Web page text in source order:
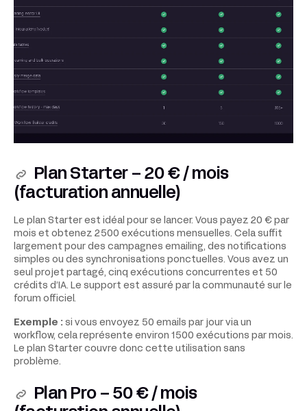
Plan Starter – 20 € / mois
(facturation annuelle)
Le plan Starter est idéal pour se lancer. Vous payez 20 € par
mois et obtenez 2 500 exécutions mensuelles. Cela suffit
largement pour des campagnes emailing, des notifications
simples ou des synchronisations ponctuelles. Vous avez un
seul projet partagé, cinq exécutions concurrentes et 50
crédits d’IA. Le support est assuré par la communauté sur le
forum officiel.
Exemple : si vous envoyez 50 emails par jour via un
workflow, cela représente environ 1 500 exécutions par mois.
Le plan Starter couvre donc cette utilisation sans
problème.
Plan Pro – 50 € / mois